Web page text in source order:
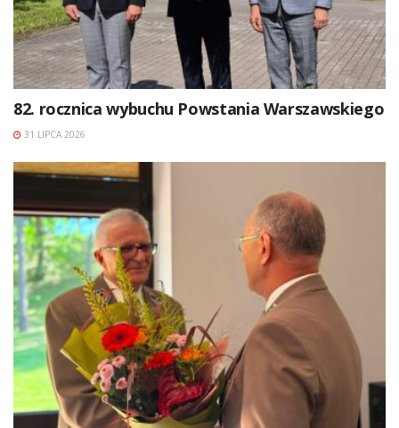
82. rocznica wybuchu Powstania Warszawskiego
31 LIPCA 2026